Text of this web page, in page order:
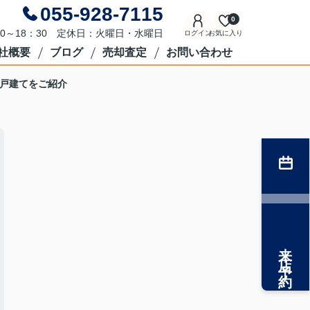
055-928-7115
～18：30 定休日：火曜日・水曜日 ログインお気に入り
0
概要 ブログ 売却査定 お問い合わせ
建てをご紹介
来店予約